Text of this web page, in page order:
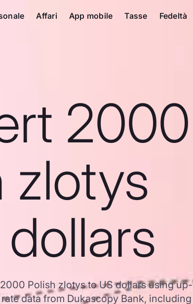
Affari App mobile Tasse Fedeltà
2000
zlotys
Polish zlotys to US dollars using up-
data from Dukascopy Bank, including